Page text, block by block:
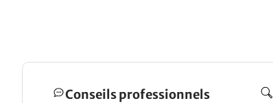
Conseils professionnels